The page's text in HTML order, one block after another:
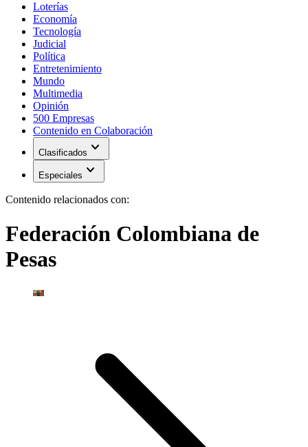
Loterías
Economía
Tecnología
Judicial
Política
Entretenimiento
Mundo
Multimedia
Opinión
500 Empresas
Contenido en Colaboración
Clasificados expand_more
Especiales expand_more
Contenido relacionados con:
Federación Colombiana de
Pesas